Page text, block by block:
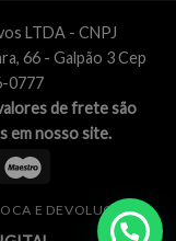
LTDA - CNPJ
66 - Galpão 3 Cep
0777
de frete são
em nosso site.
E DEVOLUÇÃO